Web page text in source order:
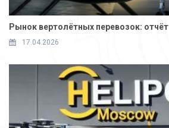
Рынок вертолётных перевозок: отчёт
17.04.2026